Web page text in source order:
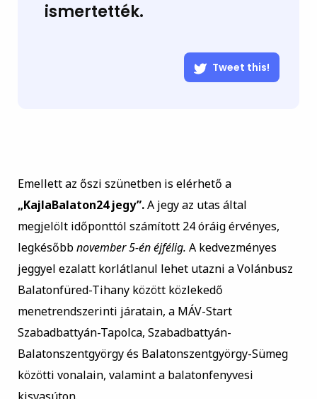
ismertették.
Tweet this!
Emellett az őszi szünetben is elérhető a
„KajlaBalaton24 jegy”.A jegy az utas által
megjelölt időponttól számított 24 óráig érvényes,
legkésőbbnovember 5-én éjfélig. A kedvezményes
jeggyel ezalatt korlátlanul lehet utazni a Volánbusz
Balatonfüred-Tihany között közlekedő
menetrendszerinti járatain, a MÁV-Start
Szabadbattyán-Tapolca, Szabadbattyán-
Balatonszentgyörgy és Balatonszentgyörgy-Sümeg
közötti vonalain, valamint a balatonfenyvesi